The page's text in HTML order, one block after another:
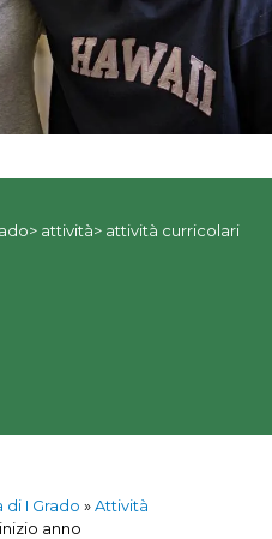
attività> attività curricolari
I Grado »Attività
anno